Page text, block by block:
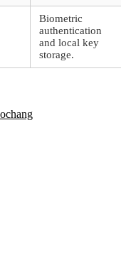
Biometric
authentication
and local key
storage.